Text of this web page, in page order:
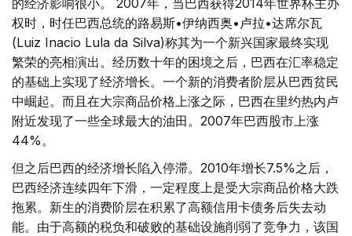
的经济影响很小。 2007年，当巴西获得2014年世界杯主办
权时，时任巴西总统的路易斯•伊纳西奥•卢拉•达席尔瓦
(Luiz Inacio Lula da Silva)称其为一个新兴国家最终实现
繁荣的亮相演出。经历数十年的困境之后，巴西在汇率稳定
的基础上实现了经济增长。一个新的消费者阶层从巴西贫民
中崛起。而且在大宗商品价格上涨之际，巴西在里约热内卢
附近发现了一些全球最大的油田。2007年巴西股市上涨
44%。
但之后巴西的经济增长陷入停滞。2010年增长7.5%之后，
巴西经济连续四年下滑，一定程度上是受大宗商品价格大跌
拖累。新生的消费阶层在积累了高额信用卡债务后失去动
能。由于高额的税负和破败的基础设施削弱了竞争力，该国